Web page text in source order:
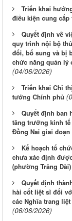
Triển khai
điều kiện cung
Quyết định về
quy trình nội bộ
đổi, bổ sung và bị
chức năng quản lý
(04/06/2026)
Triển khai Chỉ
tướng Chính phủ
Quyết định ban
tăng trưởng kinh
Đồng Nai giai đoạn
Kế hoạch tổ
chưa xác định
(phường Trảng Dài)
Quyết định
hài cốt liệt sĩ đối
các Nghĩa trang
(06/06/2026)